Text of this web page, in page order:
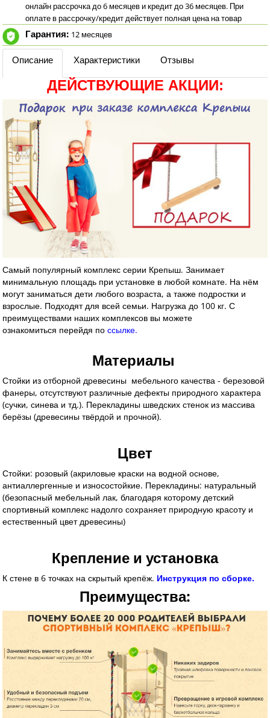
онлайн рассрочка до 6 месяцев и кредит до 36 месяцев. При
оплате в рассрочку/кредит действует полная цена на товар
Гарантия: 12 месяцев
Описание Характеристики Отзывы
ДЕЙСТВУЮЩИЕ АКЦИИ:
Самый популярный комплекс серии Крепыш. Занимает
минимальную площадь при установке в любой комнате. На нём
могут заниматься дети любого возраста, а также подростки и
взрослые. Подходят для всей семьи. Нагрузка до 100 кг. С
преимуществами наших комплексов вы можете
ознакомиться перейдя по ссылке.
Материалы
Стойки из отборной древесины мебельного качества - березовой
фанеры, отсутствуют различные дефекты природного характера
(сучки, синева и тд.). Перекладины шведских стенок из массива
берёзы (древесины твёрдой и прочной).
Цвет
Стойки: розовый (акриловые краски на водной основе,
антиаллергенные и износостойкие. Перекладины: натуральный
(безопасный мебельный лак, благодаря которому детский
спортивный комплекс надолго сохраняет природную красоту и
естественный цвет древесины)
Крепление и установка
К стене в 6 точках на скрытый крепёж. Инструкция по сборке.
Преимущества: